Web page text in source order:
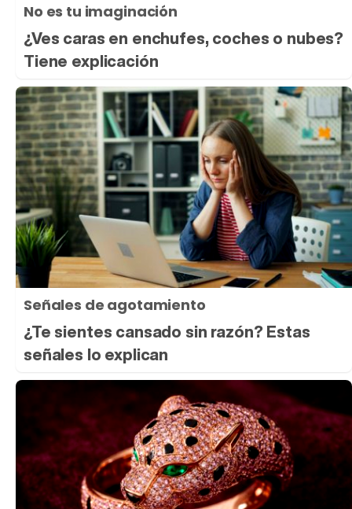
No es tu imaginación
¿Ves caras en enchufes, coches o nubes?
Tiene explicación
Señales de agotamiento
¿Te sientes cansado sin razón? Estas
señales lo explican